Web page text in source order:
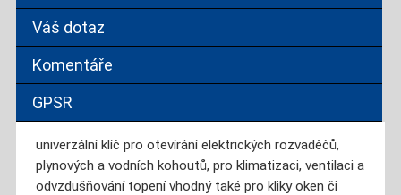
Váš dotaz
Komentáře
GPSR
univerzální klíč pro otevírání elektrických rozvaděčů,
plynových a vodních kohoutů, pro klimatizaci, ventilaci a
odvzdušňování topení vhodný také pro kliky oken či